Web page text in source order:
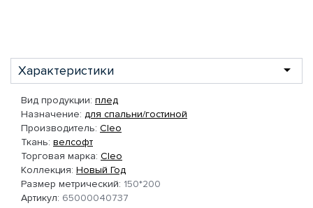
Характеристики
Вид продукции: плед
Назначение: для спальни/гостиной
Производитель: Cleo
Ткань: велсофт
Торговая марка: Cleo
Коллекция: Новый Год
Размер метрический: 150*200
Артикул: 65000040737